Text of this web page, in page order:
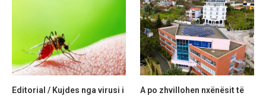
Editorial / Kujdes nga virusi i
A po zhvillohen nxënësit të